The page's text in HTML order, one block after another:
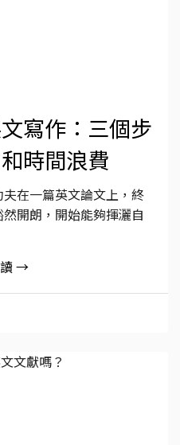
寫作：三個步
時間浪費
在一篇英文論文上，終
開朗，開始能夠揮灑自
→